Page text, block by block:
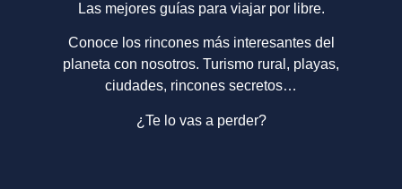
Las mejores guías para viajar por libre.
Conoce los rincones más interesantes del
planeta con nosotros. Turismo rural, playas,
ciudades, rincones secretos…
¿Te lo vas a perder?